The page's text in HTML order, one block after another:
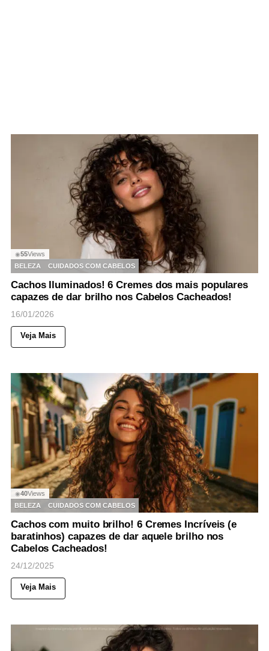
◉55Views
BELEZA
CUIDADOS COM CABELOS
Cachos Iluminados! 6 Cremes dos mais populares
capazes de dar brilho nos Cabelos Cacheados!
16/01/2026
Veja Mais
◉40Views
BELEZA
CUIDADOS COM CABELOS
Cachos com muito brilho! 6 Cremes Incríveis (e
baratinhos) capazes de dar aquele brilho nos
Cabelos Cacheados!
24/12/2025
Veja Mais